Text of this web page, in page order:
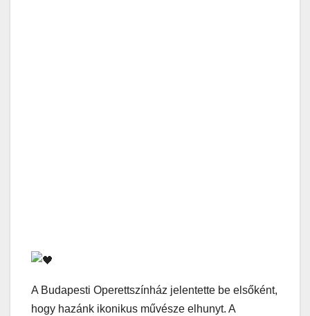
A Budapesti Operettszínház jelentette be elsőként,
hogy hazánk ikonikus művésze elhunyt. A